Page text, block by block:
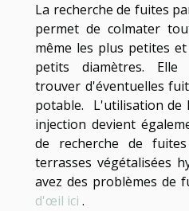
La recherche de fuites
permet de colmater
même les plus petites
petits diamètres.
trouver d'éventuelles
potable. L'utilisation de
injection devient
de recherche de
terrasses végétalisées
avez des problèmes de
d'œil ici .